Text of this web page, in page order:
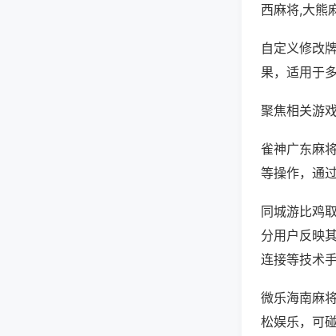
西麻将,大熊
自定义修改
果，适用于
聚焦相关游
雀神广东麻
等操作，通
同城游比鸡
分用户反映
连接等技术
微乐海南麻
松娱乐，可